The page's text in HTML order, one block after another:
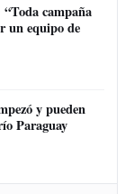
campaña
un equipo de
y pueden
Paraguay